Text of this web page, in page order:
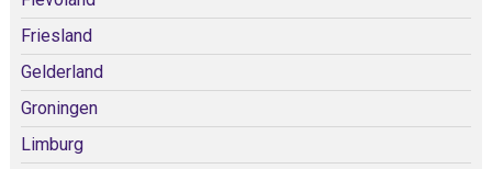
Friesland
Gelderland
Groningen
Limburg